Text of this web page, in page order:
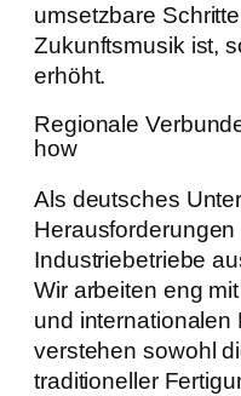
umsetzbare
Zukunftsmusik ist,
erhöht.
Regionale
how
Als deutsches
Industriebetriebe
Wir arbeiten eng
und internationalen
verstehen sowohl
traditioneller